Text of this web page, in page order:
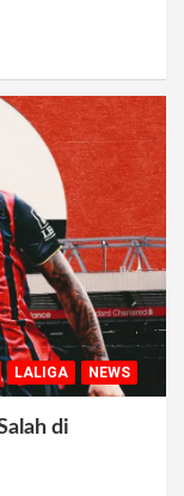
LALIGA NEWS
di